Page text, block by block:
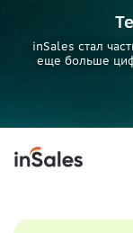
inSales стал
еще больше